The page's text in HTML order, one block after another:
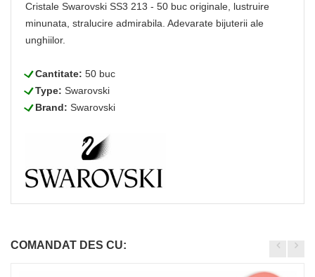
Cristale Swarovski SS3 213 - 50 buc originale, lustruire
minunata, stralucire admirabila. Adevarate bijuterii ale
unghiilor.
LCantitate: 50 buc
LType: Swarovski
LBrand: Swarovski
COMANDAT DES CU: